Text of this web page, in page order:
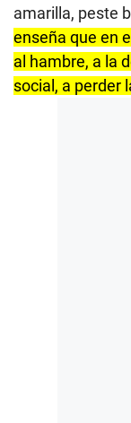
amarilla, peste
enseña que en
al hambre, a la
social, a perder